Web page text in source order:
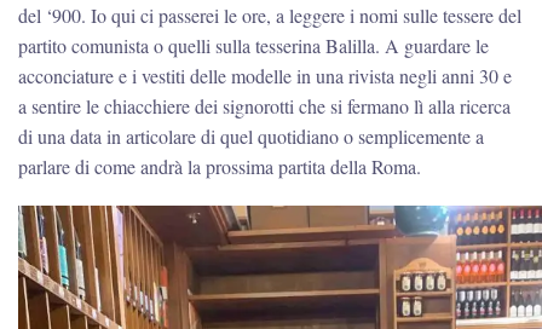
del ‘900. Io qui ci passerei le ore, a leggere i nomi sulle tessere del
partito comunista o quelli sulla tesserina Balilla. A guardare le
acconciature e i vestiti delle modelle in una rivista negli anni 30 e
a sentire le chiacchiere dei signorotti che si fermano lì alla ricerca
di una data in articolare di quel quotidiano o semplicemente a
parlare di come andrà la prossima partita della Roma.